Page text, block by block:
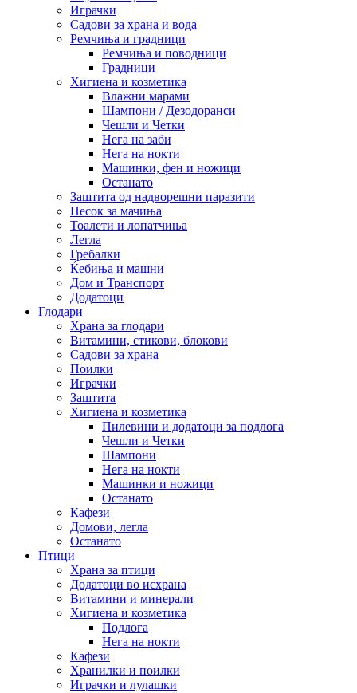
Играчки
Садови за храна и вода
Ремчиња и градници
Ремчиња и поводници
Градници
Хигиена и козметика
Влажни марами
Шампони / Дезодоранси
Чешли и Четки
Нега на заби
Нега на нокти
Машинки, фен и ножици
Останато
Заштита од надворешни паразити
Песок за мачиња
Тоалети и лопатчиња
Легла
Гребалки
Ќебиња и машни
Дом и Транспорт
Додатоци
Глодари
Храна за глодари
Витамини, стикови, блокови
Садови за храна
Поилки
Играчки
Заштита
Хигиена и козметика
Пилевини и додатоци за подлога
Чешли и Четки
Шампони
Нега на нокти
Машинки и ножици
Останато
Кафези
Домови, легла
Останато
Птици
Храна за птици
Додатоци во исхрана
Витамини и минерали
Хигиена и козметика
Подлога
Нега на нокти
Кафези
Хранилки и поилки
Играчки и лулашки